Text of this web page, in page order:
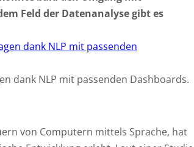
Feld der Datenanalyse gibt es
dank NLP mit passenden Dashboards.
von Computern mittels Sprache, hat